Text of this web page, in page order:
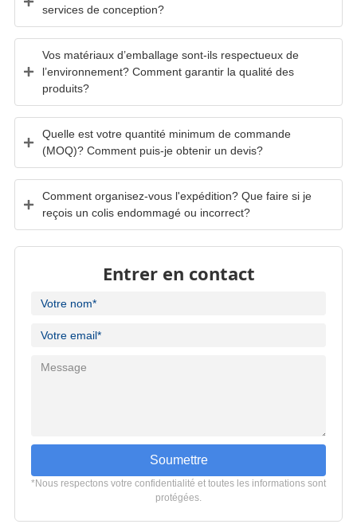
services de conception?
Vos matériaux d’emballage sont-ils respectueux de
l’environnement? Comment garantir la qualité des
produits?
Quelle est votre quantité minimum de commande
(MOQ)? Comment puis-je obtenir un devis?
Comment organisez-vous l'expédition? Que faire si je
reçois un colis endommagé ou incorrect?
Entrer en contact
Soumettre
*Nous respectons votre confidentialité et toutes les informations sont
protégées.